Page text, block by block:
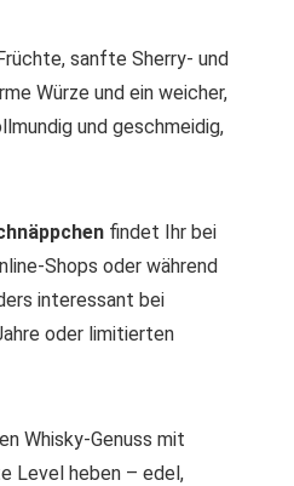
sanfte Sherry- und
Würze und ein weicher,
und geschmeidig,
findet Ihr bei
Shops oder während
interessant bei
oder limitierten
Whisky-Genuss mit
Level heben – edel,